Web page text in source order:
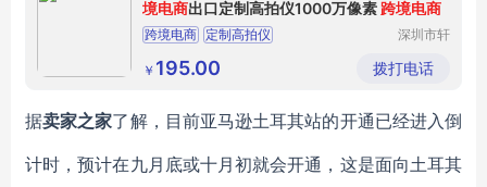
境电商出口定制高拍仪1000万像素跨境电商
跨境电商 定制高拍仪
深圳市轩
有限公司
￥ 195.00 拨打电话
据卖家之家了解，目前亚马逊土耳其站的开通已经进入倒
计时，预计在九月底或十月初就会开通，这是面向土耳其